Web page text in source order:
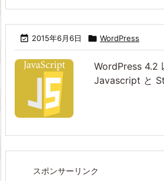
 2015年6月6日  WordPress
WordPress 4.2
Javascript と
スポンサーリンク